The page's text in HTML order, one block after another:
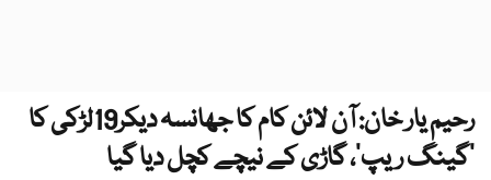
رحیم یار خان: آن لائن کام کا جھانسہ دیکر19لڑکی کا
’گینگ ریپ‘، گاڑی کے نیچے کچل دیا گیا